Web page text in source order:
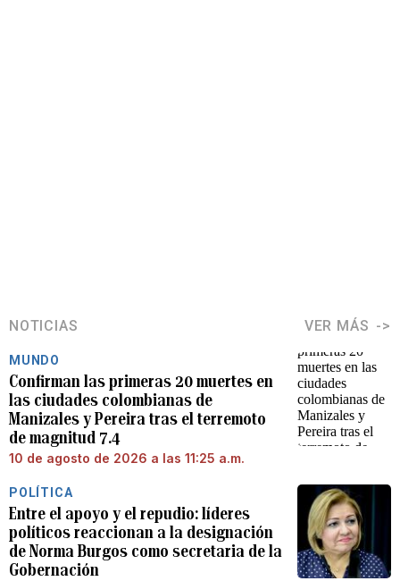
NOTICIAS VER MÁS
MUNDO
Confirman las primeras 20 muertes en
las ciudades colombianas de
Manizales y Pereira tras el terremoto
de magnitud 7.4
10 de agosto de 2026 a las 11:25 a.m.
POLÍTICA
Entre el apoyo y el repudio: líderes
políticos reaccionan a la designación
de Norma Burgos como secretaria de la
Gobernación